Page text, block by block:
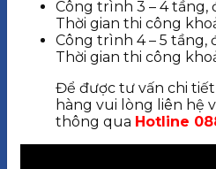
Công trình 3 – 4 tầng,
Thời gian thi công
Công trình 4 – 5 tầng,
Thời gian thi công
Để được tư vấn chi
hàng vui lòng liên hệ
thông qua Hotline